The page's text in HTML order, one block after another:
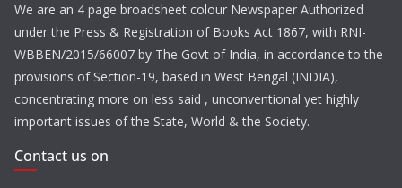
We are an 4 page broadsheet colour Newspaper Authorized
under the Press & Registration of Books Act 1867, with RNI-
WBBEN/2015/66007 by The Govt of India, in accordance to the
provisions of Section-19, based in West Bengal (INDIA),
concentrating more on less said , unconventional yet highly
important issues of the State, World & the Society.
Contact us on